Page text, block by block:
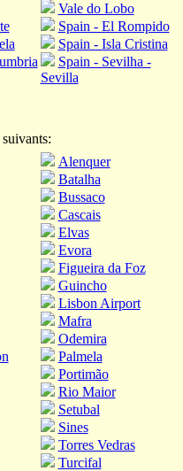
Vale do Lobo
Spain - El Rompido
Spain - Isla Cristina
Spain - Sevilha -
Sevilla
Alenquer
Batalha
Bussaco
Cascais
Elvas
Evora
Figueira da Foz
Guincho
Lisbon Airport
Mafra
Odemira
Palmela
Portimão
Rio Maior
Setubal
Sines
Torres Vedras
Turcifal